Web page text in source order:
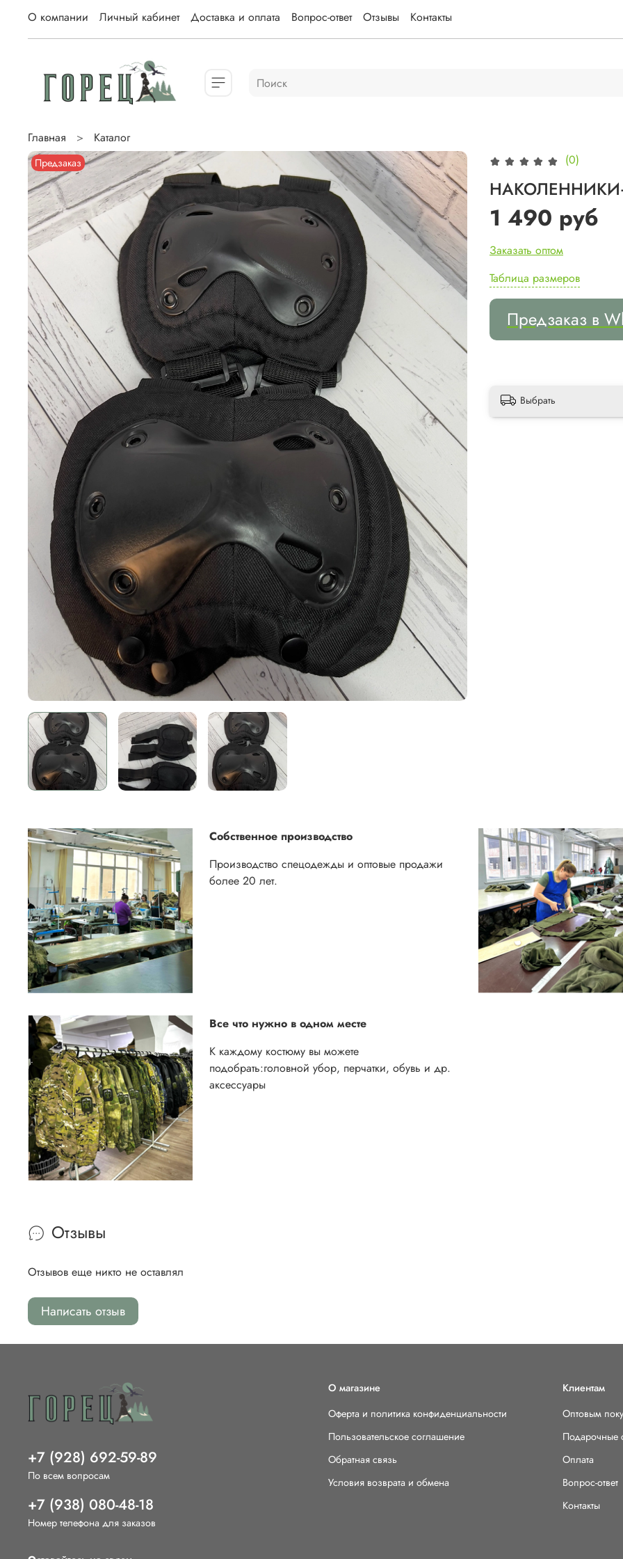
О компании Личный кабинет Доставка и оплата Вопрос-ответ Отзывы Контакты
Главная Каталог
Предзаказ (0)
1 490 руб
Заказать оптом
Таблица размеров
Предзаказ в
Выбрать
Собственное производство
Производство спецодежды и оптовые продажи
более 20 лет.
Все что нужно в одном месте
К каждому костюму вы можете
подобрать:головной убор, перчатки, обувь и др.
аксессуары
Отзывы
Отзывов еще никто не оставлял
Написать отзыв
О магазине
Оферта и политика конфиденциальности
Пользовательское соглашение
Обратная связь
Условия возврата и обмена
Клиентам
Оптовым
Подарочные
Оплата
Вопрос-ответ
Контакты
+7 (928) 692-59-89
По всем вопросам
+7 (938) 080-48-18
Номер телефона для заказов